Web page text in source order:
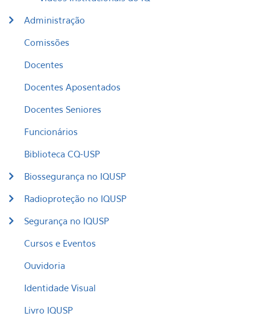
Administração
Comissões
Docentes
Docentes Aposentados
Docentes Seniores
Funcionários
Biblioteca CQ-USP
Biossegurança no IQUSP
Radioproteção no IQUSP
Segurança no IQUSP
Cursos e Eventos
Ouvidoria
Identidade Visual
Livro IQUSP